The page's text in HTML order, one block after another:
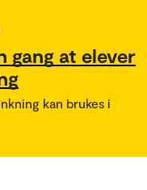
gang at elever
kan brukes i